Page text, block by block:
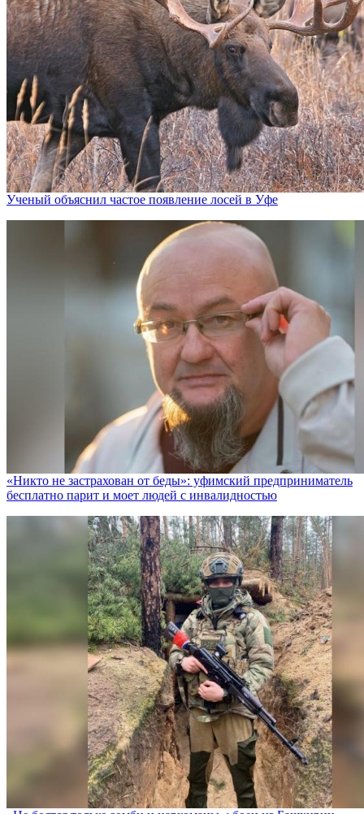
Ученый объяснил частое появление лосей в Уфе
«Никто не заcтрахован от беды»: уфимский предприниматель
бесплатно парит и моет людей с инвалидностью